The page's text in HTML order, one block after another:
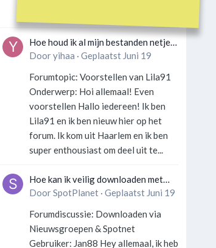
Hoe houd ik al mijn bestanden netjes
georganiseerd zonder gek te
Dooryihaa · Geplaatst Juni 19
Forumtopic: Voorstellen van Lila91
Onderwerp: Hoi allemaal! Even
voorstellen Hallo iedereen! Ik ben
Lila91 en ik ben nieuw hier op het
forum. Ik kom uit Haarlem en ik ben
super enthousiast om deel uit te...
Hoe kan ik veilig downloaden met
een VPN zonder technische kennis?
DoorSpotPlanet· Geplaatst Juni 19
Forumdiscussie: Downloaden via
Nieuwsgroepen & Spotnet
Gebruiker: Jan88 Hey allemaal, ik heb